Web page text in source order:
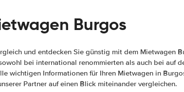
Burgos
und entdecken Sie günstig mit dem Mietwagen
bei international renommierten als auch bei auf
wichtigen Informationen für Ihren Mietwagen in
Partner auf einen Blick miteinander vergleichen.